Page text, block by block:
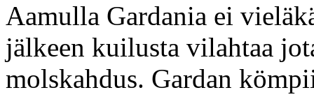
Aamulla Gardania ei
jälkeen kuilusta vilahtaa
molskahdus. Gardan